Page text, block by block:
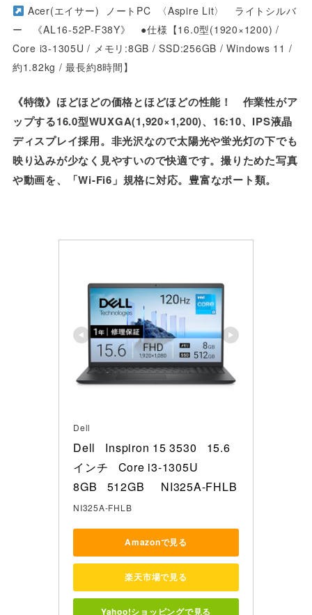
Acer(エイサー) ノートPC 〈Aspire Lit〉 ライトシルバ
ー 《AL16-52P-F38Y》 ●仕様【16.0型(1920×1200) /
Core i3-1305U / メモリ:8GB / SSD:256GB / Windows 11 /
約1.82kg / 最長約8時間】
《特徴》ほどほどの価格とほどほどの性能！ 作業性がア
ップする16.0型WUXGA(1,920×1,200)、16:10、IPS液晶
ディスプレイ採用。非光沢なので太陽光や蛍光灯の下でも
映り込みが少なく見やすいので快適です。撮りためた写真
や動画を、「Wi-Fi6」規格に対応。豊富なポート類。
Dell
Dell   Inspiron 15 3530   15.6
インチ   Core i3-1305U
8GB   512GB     NI325A-FHLB
NI325A-FHLB
Amazonで見る
楽天市場で見る
Yahoo!ショッピングで見る